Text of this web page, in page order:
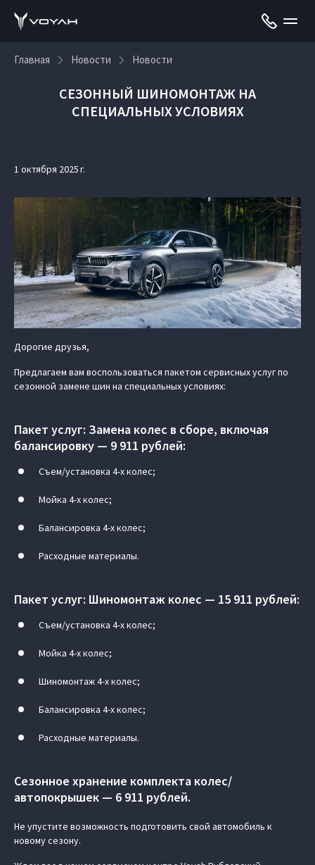
Главная Новости Новости
СЕЗОННЫЙ ШИНОМОНТАЖ НА
СПЕЦИАЛЬНЫХ УСЛОВИЯХ
1 октября 2025 г.
Дорогие друзья,
Предлагаем вам воспользоваться пакетом сервисных услуг по
сезонной замене шин на специальных условиях:
Пакет услуг: Замена колес в сборе, включая
балансировку — 9 911 рублей:
Съем/установка 4-х колес;
Мойка 4-х колес;
Балансировка 4-х колес;
Расходные материалы.
Пакет услуг: Шиномонтаж колес — 15 911 рублей:
Съем/установка 4-х колес;
Мойка 4-х колес;
Шиномонтаж 4-х колес;
Балансировка 4-х колес;
Расходные материалы.
Сезонное хранение комплекта колес/
автопокрышек — 6 911 рублей.
Не упустите возможность подготовить свой автомобиль к
новому сезону.